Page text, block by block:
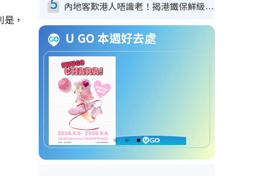
，
內地客歎港人唔識老！揭港鐵保鮮級冷氣 港人求放過：咪投訴
U GO 本週好去處